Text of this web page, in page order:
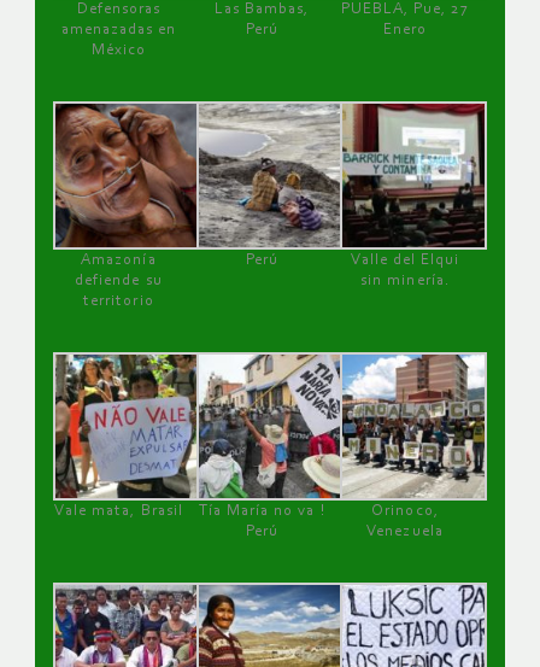
Defensoras
amenazadas en
México
Las Bambas,
Perú
PUEBLA, Pue, 27
Enero
Amazonía
defiende su
territorio
Perú
Valle del Elqui
sin minería.
Vale mata, Brasil
Tía María no va !
Perú
Orinoco,
Venezuela